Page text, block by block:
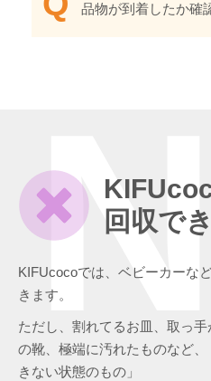
品物が到着したか確
回収で
KIFUcocoでは、ベビーカーな
きます。
ただし、割れてるお皿、取っ
の靴、極端に汚れたものなど
きない状態のもの」